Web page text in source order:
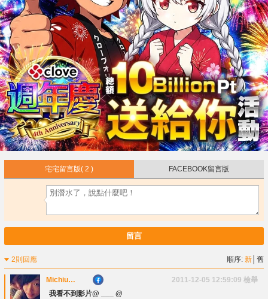
宅宅留言版( 2 ) FACEBOOK留言版
留言
2則回應 順序:新 │舊
Michiu
Fluffys
2011-12-05 12:59:09 檢舉
我看不到影片@ ___ @